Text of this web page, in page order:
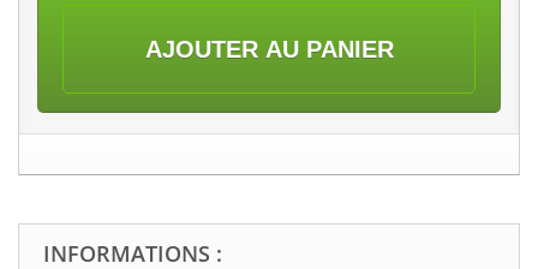
AJOUTER AU PANIER
INFORMATIONS :